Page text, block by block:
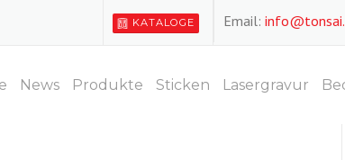
Email:
KATALOGE
News Produkte Sticken Lasergravur